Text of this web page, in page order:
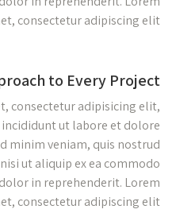
consectetur adipiscing elit.
to Every Project
consectetur adipisicing elit,
ut labore et dolore
minim veniam, quis nostrud
ut aliquip ex ea commodo
in reprehenderit. Lorem
consectetur adipiscing elit.